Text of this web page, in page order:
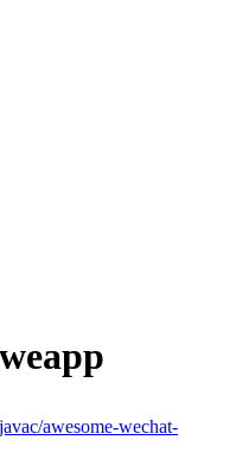
awesome-wechat-